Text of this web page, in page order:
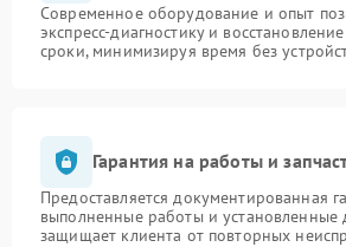
Современное оборудование и опыт
экспресс-диагностику и
сроки, минимизируя время без
Гарантия на работы и
Предоставляется документированная
выполненные работы и установленные
защищает клиента от повторных